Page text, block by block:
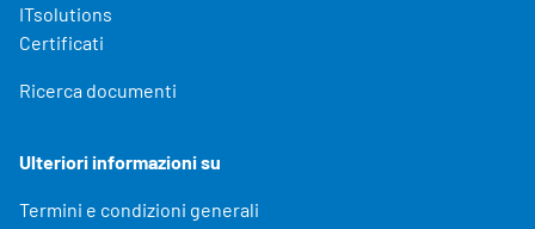
ITsolutions
Certificati
Ricerca documenti
Ulteriori informazioni su
Termini e condizioni generali